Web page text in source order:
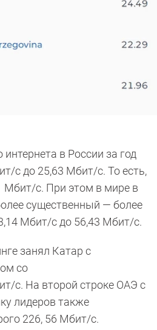
в России за год
с до 25,63 Мбит/с. То есть,
Мбит/с. При этом в мире в
существенный — более
Мбит/с до 56,43 Мбит/с.
занял Катар с
со
с. На второй строке ОАЭ с
лидеров также
226, 56 Мбит/с.